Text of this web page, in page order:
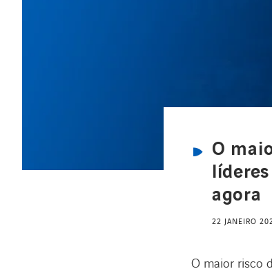
O
agora
22 JANEIRO
O maior risco